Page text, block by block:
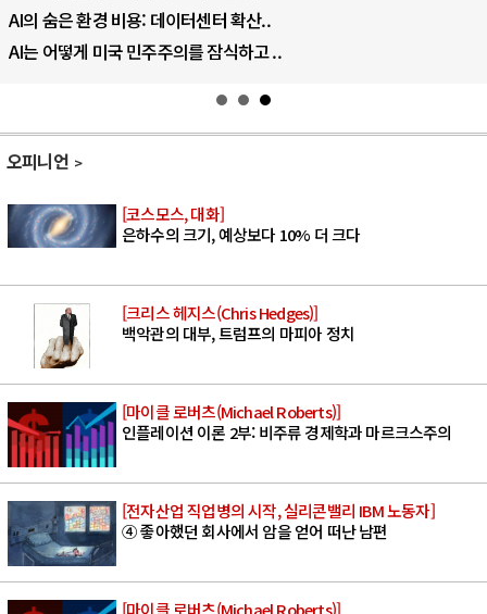
AI의 숨은 환경 비용: 데이터센터 확산..
AI는 어떻게 미국 민주주의를 잠식하고 ..
오피니언
[코스모스, 대화]
은하수의 크기, 예상보다 10% 더 크다
[크리스 헤지스(Chris Hedges)]
백악관의 대부, 트럼프의 마피아 정치
[마이클 로버츠(Michael Roberts)]
인플레이션 이론 2부: 비주류 경제학과 마르크스주의
[전자산업 직업병의 시작, 실리콘밸리 IBM 노동자]
④ 좋아했던 회사에서 암을 얻어 떠난 남편
[마이클 로버츠(Michael Roberts)]